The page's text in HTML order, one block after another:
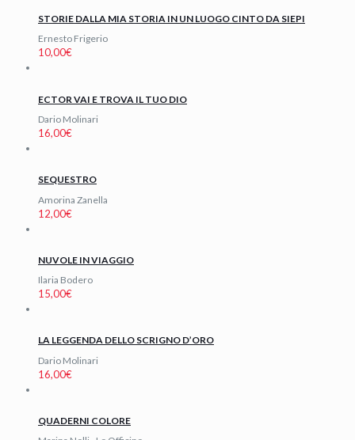
STORIE DALLA MIA STORIA IN UN LUOGO CINTO DA SIEPI
Ernesto Frigerio
10,00€
ECTOR VAI E TROVA IL TUO DIO
Dario Molinari
16,00€
SEQUESTRO
Amorina Zanella
12,00€
NUVOLE IN VIAGGIO
Ilaria Bodero
15,00€
LA LEGGENDA DELLO SCRIGNO D’ORO
Dario Molinari
16,00€
QUADERNI COLORE